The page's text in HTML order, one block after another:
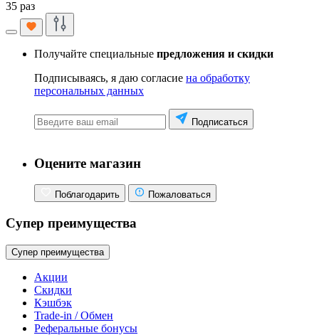
35 раз
Получайте специальные предложения и скидки
Подписываясь, я даю согласие на обработку
персональных данных
Подписаться
Оцените магазин
Поблагодарить Пожаловаться
Супер преимущества
Супер преимущества
Акции
Скидки
Кэшбэк
Trade-in / Обмен
Реферальные бонусы